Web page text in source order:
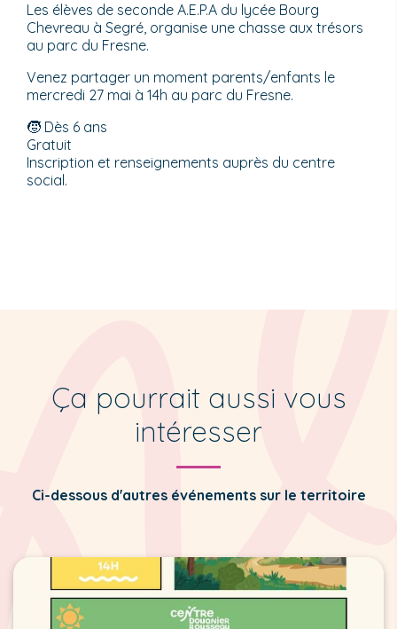
Les élèves de seconde A.E.P.A du lycée Bourg
Chevreau à Segré, organise une chasse aux trésors
au parc du Fresne.
Venez partager un moment parents/enfants le
mercredi 27 mai à 14h au parc du Fresne.
🧒 Dès 6 ans
Gratuit
Inscription et renseignements auprès du centre
social.
Ça pourrait aussi vous
intéresser
Ci-dessous d'autres événements sur le territoire